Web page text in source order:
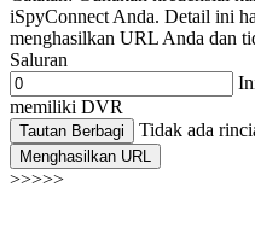
iSpyConnect Anda. Detail ini
menghasilkan URL Anda dan
Saluran
memiliki DVR
Tautan Berbagi Tidak ada
Menghasilkan URL
>>>>>